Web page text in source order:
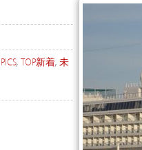
, TOP新着, 未